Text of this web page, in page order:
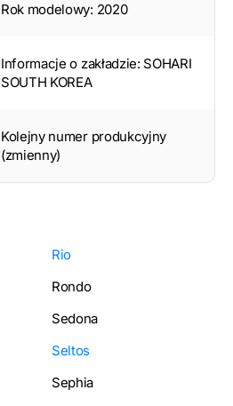
Rok modelowy: 2020
Informacje o zakładzie: SOHARI
SOUTH KOREA
Kolejny numer produkcyjny
(zmienny)
Rio
Rondo
Sedona
Seltos
Sephia